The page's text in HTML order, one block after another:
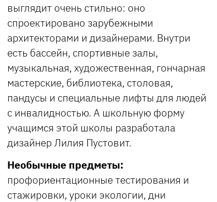
выглядит очень стильно: оно
спроектировано зарубежными
архитекторами и дизайнерами. Внутри
есть бассейн, спортивные залы,
музыкальная, художественная, гончарная
мастерские, библиотека, столовая,
пандусы и специальные лифты для людей
с инвалидностью. А школьную форму
учащимся этой школы разработала
дизайнер Лилия Пустовит.
Необычные предметы:
профориентационные тестирования и
стажировки, уроки экологии, дни